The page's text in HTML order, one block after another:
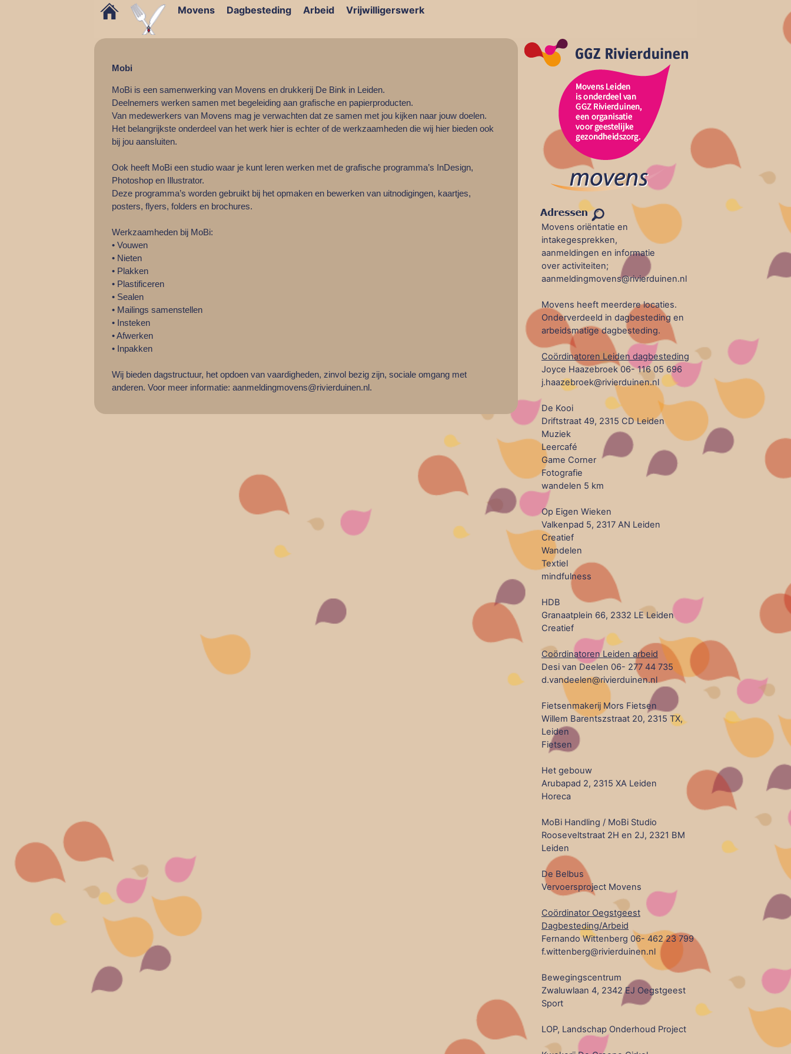
Movens Dagbesteding Arbeid Vrijwilligerswerk
Mobi
MoBi is een samenwerking van Movens en drukkerij De Bink in Leiden.
Deelnemers werken samen met begeleiding aan grafische en papierproducten.
Van medewerkers van Movens mag je verwachten dat ze samen met jou kijken naar jouw doelen.
Het belangrijkste onderdeel van het werk hier is echter of de werkzaamheden die wij hier bieden ook
bij jou aansluiten.
Ook heeft MoBi een studio waar je kunt leren werken met de grafische programma’s InDesign,
Photoshop en Illustrator.
Deze programma’s worden gebruikt bij het opmaken en bewerken van uitnodigingen, kaartjes,
posters, flyers, folders en brochures.
Werkzaamheden bij MoBi:
• Vouwen
• Nieten
• Plakken
• Plastificeren
• Sealen
• Mailings samenstellen
• Insteken
• Afwerken
• Inpakken
Wij bieden dagstructuur, het opdoen van vaardigheden, zinvol bezig zijn, sociale omgang met
anderen. Voor meer informatie: aanmeldingmovens@rivierduinen.nl .
Movens oriëntatie en
intakegesprekken,
aanmeldingen en informatie
over activiteiten;
aanmeldingmovens@rivierduinen.nl
Movens heeft meerdere locaties.
Onderverdeeld in dagbesteding en
arbeidsmatige dagbesteding.
Coördinatoren Leiden dagbesteding
Joyce Haazebroek 06- 116 05 696
j.haazebroek@rivierduinen.nl
De Kooi
Driftstraat 49, 2315 CD Leiden
Muziek
Leercafé
Game Corner
Fotografie
wandelen 5 km
Op Eigen Wieken
Valkenpad 5, 2317 AN Leiden
Creatief
Wandelen
Textiel
mindfulness
HDB
Granaatplein 66, 2332 LE Leiden
Creatief
Coördinatoren Leiden arbeid
Desi van Deelen 06- 277 44 735
d.vandeelen@rivierduinen.nl
Fietsenmakerij Mors Fietsen
Willem Barentszstraat 20, 2315 TX,
Leiden
Fietsen
Het gebouw
Arubapad 2, 2315 XA Leiden
Horeca
MoBi Handling / MoBi Studio
Rooseveltstraat 2H en 2J, 2321 BM
Leiden
De Belbus
Vervoersproject Movens
Coördinator Oegstgeest
Dagbesteding/Arbeid
Fernando Wittenberg 06- 462 23 799
f.wittenberg@rivierduinen.nl
Bewegingscentrum
Zwaluwlaan 4, 2342 EJ Oegstgeest
Sport
LOP, Landschap Onderhoud Project